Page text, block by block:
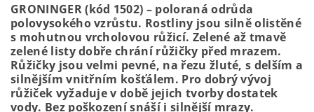
GRONINGER (kód 1502) – poloraná odrůda
polovysokého vzrůstu. Rostliny jsou silně olistěné
s mohutnou vrcholovou růžicí. Zelené až tmavě
zelené listy dobře chrání růžičky před mrazem.
Růžičky jsou velmi pevné, na řezu žluté, s delším a
silnějším vnitřním košťálem. Pro dobrý vývoj
růžiček vyžaduje v době jejich tvorby dostatek
vody. Bez poškození snáší i silnější mrazy.